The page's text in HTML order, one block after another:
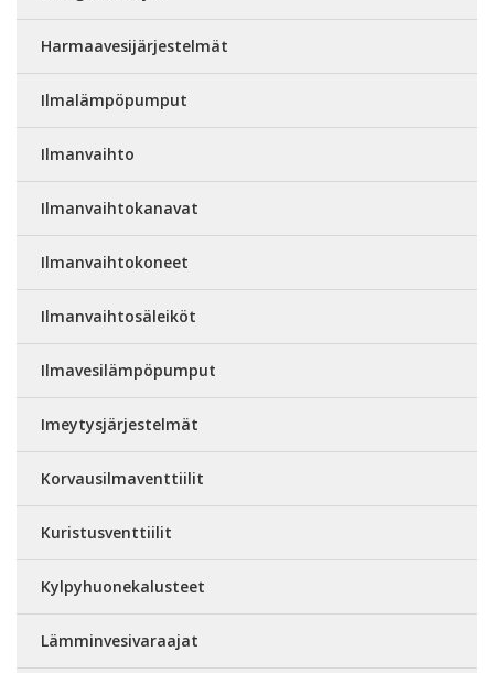
Harmaavesijärjestelmät
Ilmalämpöpumput
Ilmanvaihto
Ilmanvaihtokanavat
Ilmanvaihtokoneet
Ilmanvaihtosäleiköt
Ilmavesilämpöpumput
Imeytysjärjestelmät
Korvausilmaventtiilit
Kuristusventtiilit
Kylpyhuonekalusteet
Lämminvesivaraajat